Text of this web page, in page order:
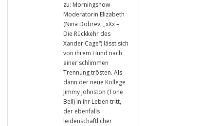
zu: Morningshow-
Moderatorin Elizabeth
(Nina Dobrev, „xXx –
Die Rückkehr des
Xander Cage“) lässt sich
von ihrem Hund nach
einer schlimmen
Trennung trösten. Als
dann der neue Kollege
Jimmy Johnston (Tone
Bell) in ihr Leben tritt,
der ebenfalls
leidenschaftlicher